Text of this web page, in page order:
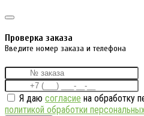
Проверка заказа
Введите номер заказа и телефона
Я даю согласие на обработку
политикой обработки